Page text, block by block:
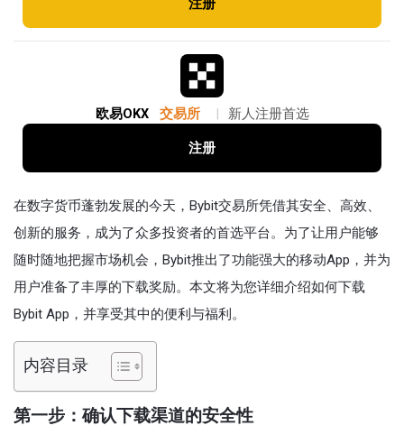
注册
欧易OKX 交易所 新人注册首选
注册
在数字货币蓬勃发展的今天，Bybit交易所凭借其安全、高效、
创新的服务，成为了众多投资者的首选平台。为了让用户能够
随时随地把握市场机会，Bybit推出了功能强大的移动App，并为
用户准备了丰厚的下载奖励。本文将为您详细介绍如何下载
Bybit App，并享受其中的便利与福利。
内容目录
第一步：确认下载渠道的安全性